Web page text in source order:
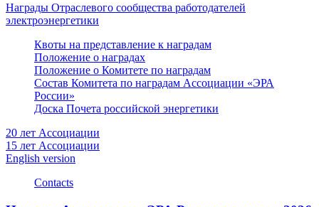
Награды Отраслевого сообщества работодателей
электроэнергетики
Квоты на представление к наградам
Положение о наградах
Положение о Комитете по наградам
Состав Комитета по наградам Ассоциации «ЭРА
России»
Доска Почета российской энергетики
20 лет Ассоциации
15 лет Ассоциации
English version
Contacts